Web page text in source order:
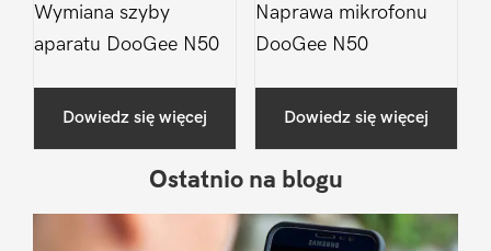
Wymiana szyby
aparatu DooGee N50
Dowiedz się więcej
Naprawa mikrofonu
DooGee N50
Dowiedz się więcej
Sidebar
Ostatnio na blogu